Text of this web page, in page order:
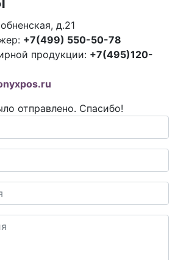
д.21
+7(499) 550-50-78
продукции: +7(495)120-
отправлено. Спасибо!